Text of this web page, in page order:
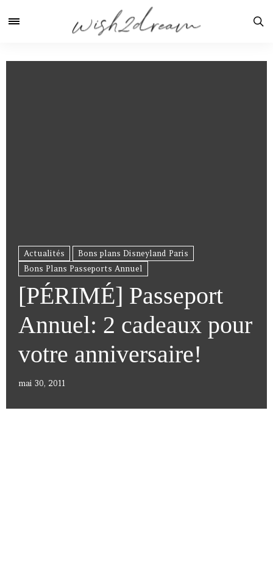
Actualités
Bons plans Disneyland Paris
Bons Plans Passeports Annuel
[PÉRIMÉ] Passeport
Annuel: 2 cadeaux pour
votre anniversaire!
mai 30, 2011